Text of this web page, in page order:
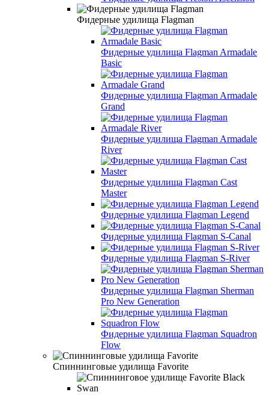
Фидерные удилища Flagman
Фидерные удилища Flagman Armadale
Basic
Фидерные удилища Flagman Armadale
Grand
Фидерные удилища Flagman Armadale
River
Фидерные удилища Flagman Cast
Master
Фидерные удилища Flagman Legend
Фидерные удилища Flagman S-Canal
Фидерные удилища Flagman S-River
Фидерные удилища Flagman Sherman
Pro New Generation
Фидерные удилища Flagman Squadron
Flow
Спиннинговые удилища Favorite